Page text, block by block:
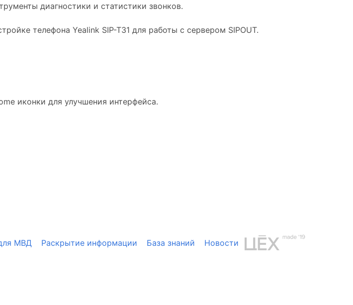
диагностики и статистики звонков.
телефона Yealink SIP-T31 для работы с сервером SIPOUT.
иконки для улучшения интерфейса.
МВД Раскрытие информации База знаний Новости